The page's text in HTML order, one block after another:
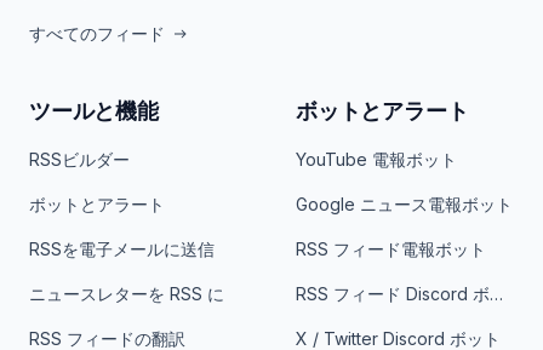
すべてのフィード
ツールと機能
RSSビルダー
ボットとアラート
RSSを電子メールに送信
ニュースレターを RSS に
RSS フィードの翻訳
ボットとアラート
YouTube 電報ボット
Google ニュース電報ボット
RSS フィード電報ボット
RSS フィード Discord ボット
X / Twitter Discord ボット